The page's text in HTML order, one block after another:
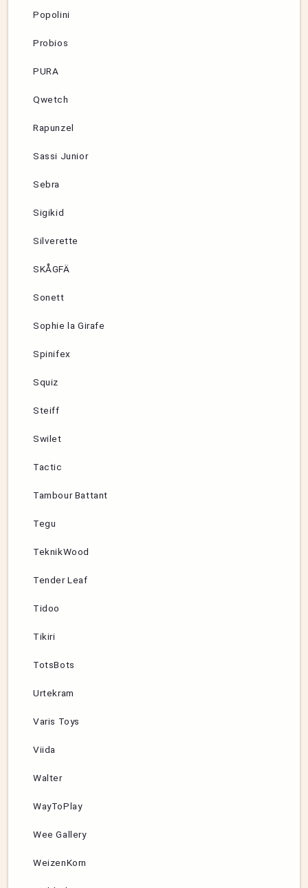
Popolini
Probios
PURA
Qwetch
Rapunzel
Sassi Junior
Sebra
Sigikid
Silverette
SKÅGFÄ
Sonett
Sophie la Girafe
Spinifex
Squiz
Steiff
Swilet
Tactic
Tambour Battant
Tegu
TeknikWood
Tender Leaf
Tidoo
Tikiri
TotsBots
Urtekram
Varis Toys
Viida
Walter
WayToPlay
Wee Gallery
WeizenKorn